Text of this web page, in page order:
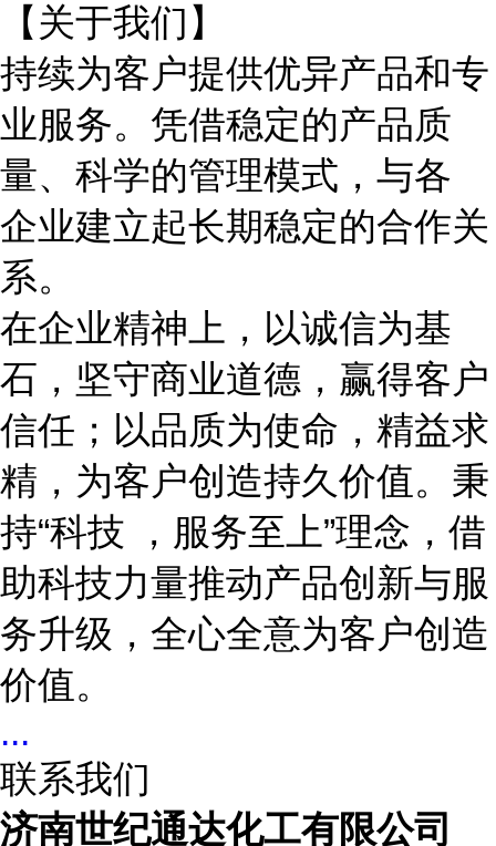
【关于我们】
持续为客户提供优异产品和专
业服务。凭借稳定的产品质
量、科学的管理模式，与各
企业建立起长期稳定的合作关
系。
在企业精神上，以诚信为基
石，坚守商业道德，赢得客户
信任；以品质为使命，精益求
精，为客户创造持久价值。秉
持“科技 ，服务至上”理念，借
助科技力量推动产品创新与服
务升级，全心全意为客户创造
价值。
...
联系我们
济南世纪通达化工有限公司